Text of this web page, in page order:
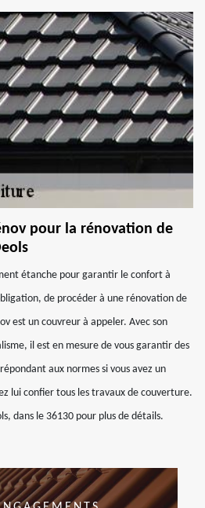
pour la rénovation de
étanche pour garantir le confort à
de procéder à une rénovation de
est un couvreur à appeler. Avec son
il est en mesure de vous garantir des
aux normes si vous avez un
lui confier tous les travaux de couverture.
dans le 36130 pour plus de détails.